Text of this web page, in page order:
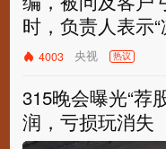
时，负责人表示“
4003 央视 热议
315晚会曝光“荐
润，亏损玩消失